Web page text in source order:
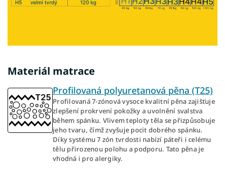
Materiál matrace
Profilovaná polyuretanová pěna (T25)
Profilovaná 7-zónová vysoce kvalitní pěna zajišťuje
zlepšení prokrvení pokožky a uvolnění svalstva
během spánku. Vlivem teploty těla se přizpůsobuje
jeho tvaru, čímž zvyšuje pocit dobrého spánku.
Díky systému 7 zón tvrdosti nabízí páteři i celému
tělu přirozenou polohu a podporu. Tato pěna je
vhodná i pro alergiky.